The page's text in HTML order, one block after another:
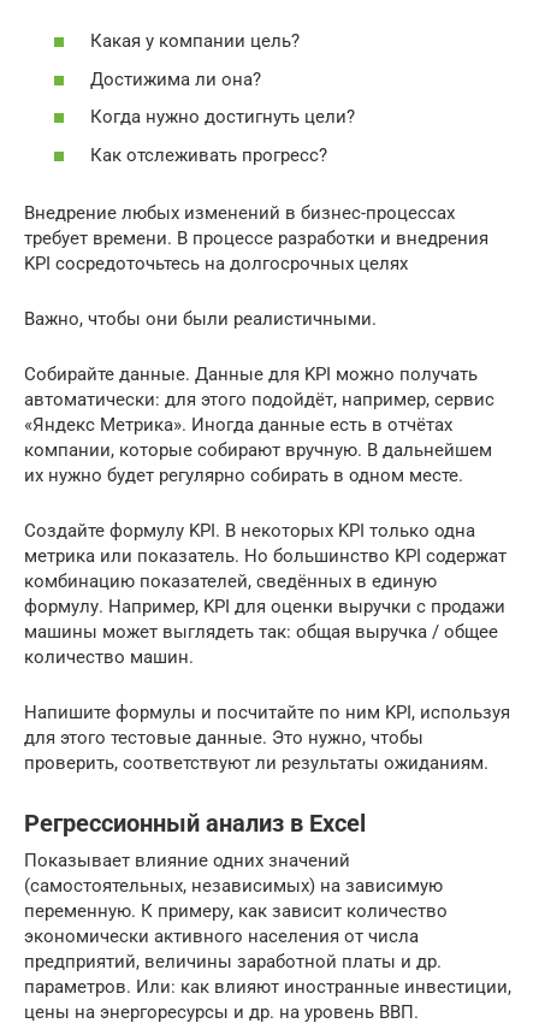
Какая у компании цель?
Достижима ли она?
Когда нужно достигнуть цели?
Как отслеживать прогресс?
Внедрение любых изменений в бизнес-процессах
требует времени. В процессе разработки и внедрения
KPI сосредоточьтесь на долгосрочных целях
Важно, чтобы они были реалистичными.
Собирайте данные. Данные для KPI можно получать
автоматически: для этого подойдёт, например, сервис
«Яндекс Метрика». Иногда данные есть в отчётах
компании, которые собирают вручную. В дальнейшем
их нужно будет регулярно собирать в одном месте.
Создайте формулу KPI. В некоторых KPI только одна
метрика или показатель. Но большинство KPI содержат
комбинацию показателей, сведённых в единую
формулу. Например, KPI для оценки выручки с продажи
машины может выглядеть так: общая выручка / общее
количество машин.
Напишите формулы и посчитайте по ним KPI, используя
для этого тестовые данные. Это нужно, чтобы
проверить, соответствуют ли результаты ожиданиям.
Регрессионный анализ в Excel
Показывает влияние одних значений
(самостоятельных, независимых) на зависимую
переменную. К примеру, как зависит количество
экономически активного населения от числа
предприятий, величины заработной платы и др.
параметров. Или: как влияют иностранные инвестиции,
цены на энергоресурсы и др. на уровень ВВП.